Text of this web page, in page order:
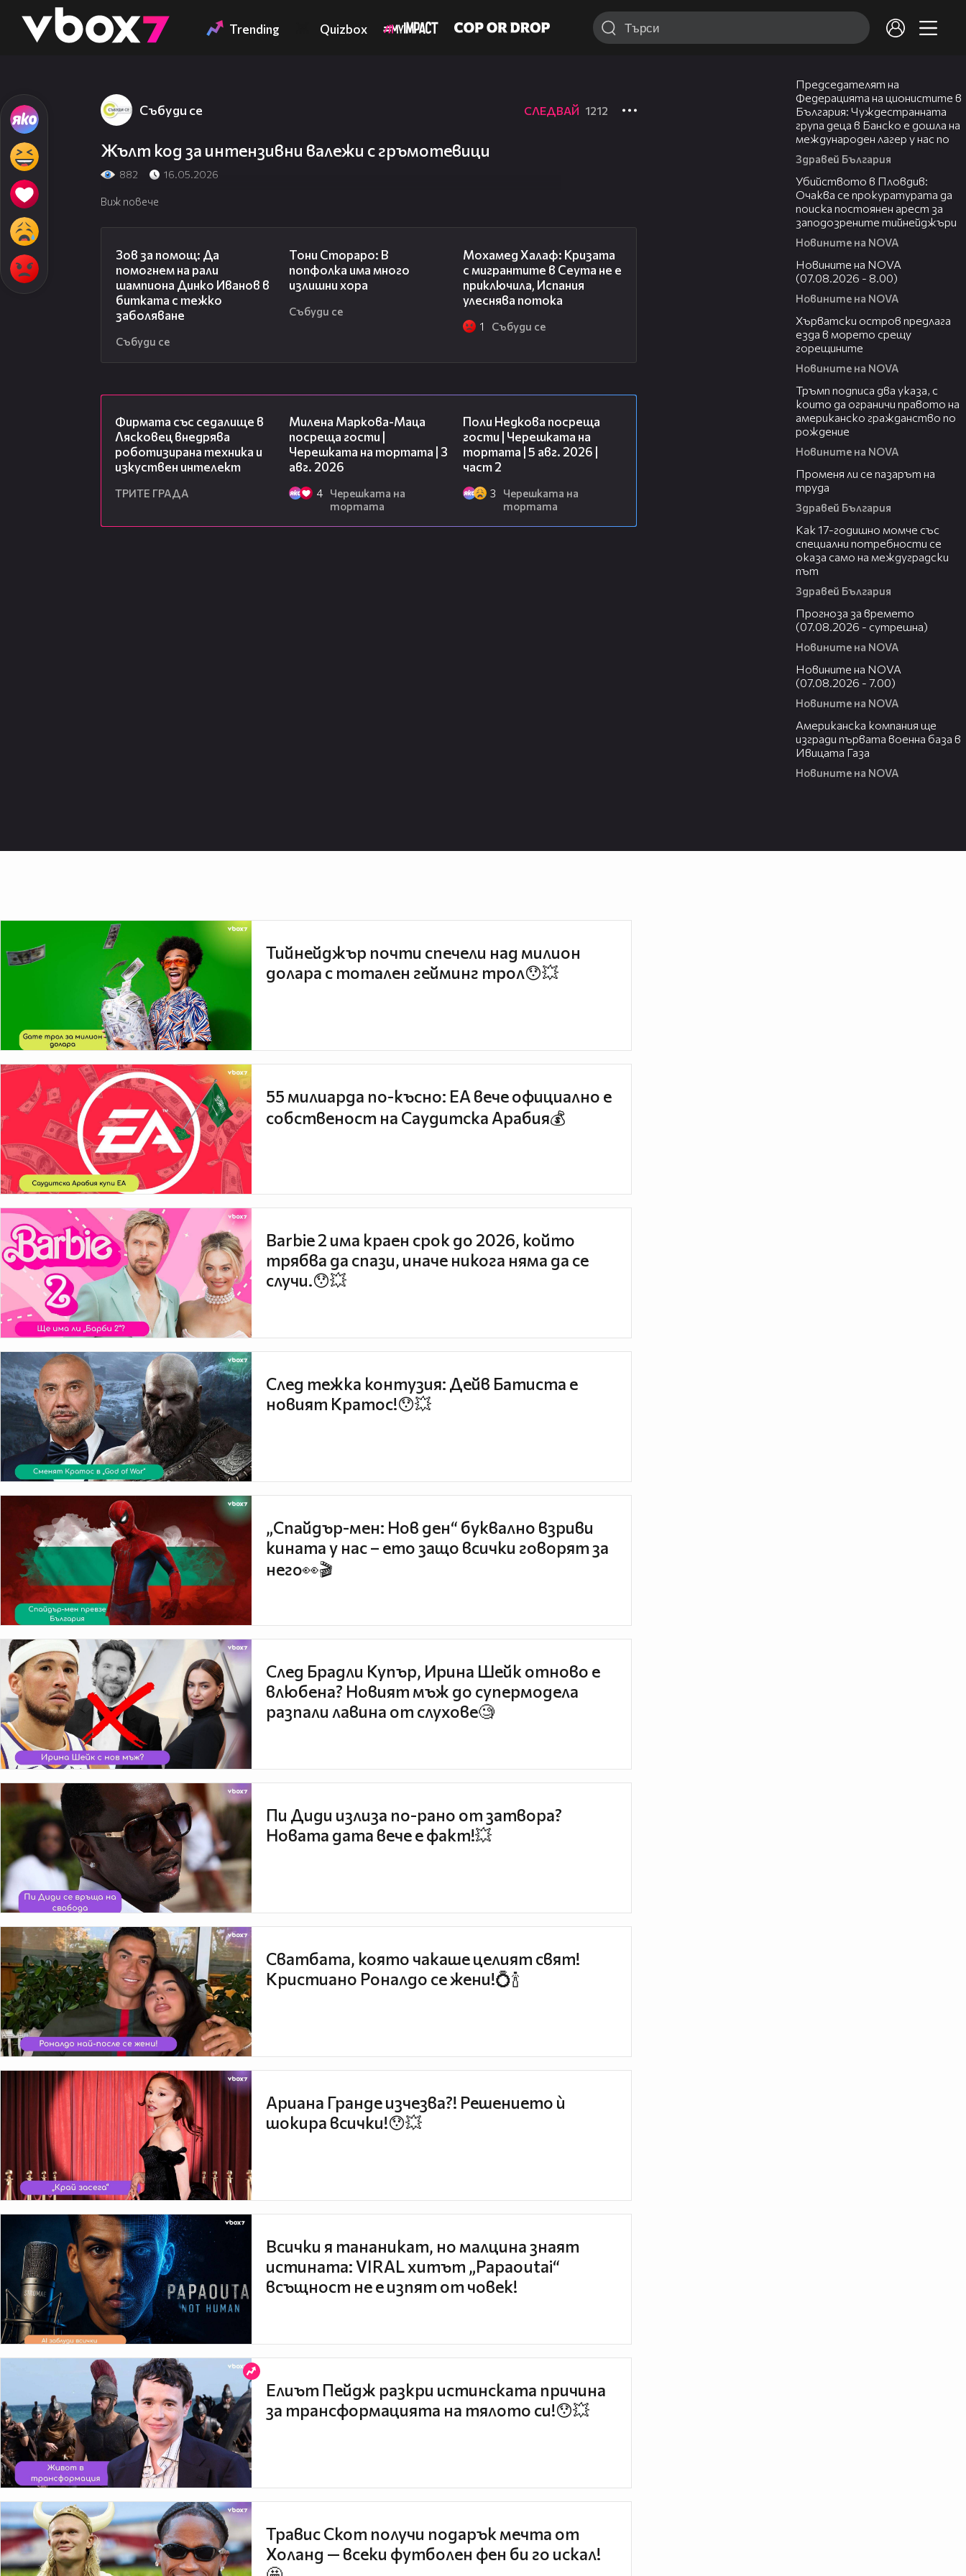
👾 Trending Quizbox
Събуди се СЛЕДВАЙ 1212
Жълт код за интензивни валежи с гръмотевици
882 16.05.2026
Виж повече
Зов за помощ: Да
помогнем на рали
шампиона Динко Иванов в
битката с тежко
заболяване
Събуди се
Тони Стораро: В
попфолка има много
излишни хора
Събуди се
Мохамед Халаф: Кризата
с мигрантите в Сеута не е
приключила, Испания
улеснява потока
1 Събуди се
Фирмата със седалище в
Лясковец внедрява
роботизирана техника и
изкуствен интелект
ТРИТЕ ГРАДА
Милена Маркова-Маца
посреща гости |
Черешката на тортата | 3
авг. 2026
4
Черешката на
тортата
Поли Недкова посреща
гости | Черешката на
тортата | 5 авг. 2026 |
част 2
3
Черешката на
тортата
Председателят на
Федерацията на ционистите в
България: Чуждестранната
група деца в Банско е дошла на
международен лагер у нас по
Здравей България
Убийството в Пловдив:
Очаква се прокуратурата да
поиска постоянен арест за
заподозрените тийнейджъри
Новините на NOVA
Новините на NOVA
(07.08.2026 - 8.00)
Новините на NOVA
Хърватски остров предлага
езда в морето срещу
горещините
Новините на NOVA
Тръмп подписа два указа, с
които да ограничи правото на
американско гражданство по
рождение
Новините на NOVA
Променя ли се пазарът на
труда
Здравей България
Как 17-годишно момче със
специални потребности се
оказа само на междуградски
път
Здравей България
Прогноза за времето
(07.08.2026 - сутрешна)
Новините на NOVA
Новините на NOVA
(07.08.2026 - 7.00)
Новините на NOVA
Американска компания ще
изгради първата военна база в
Ивицата Газа
Новините на NOVA
Тийнейджър почти спечели над милион
долара с тотален гейминг трол😯💥
55 милиарда по-късно: EA вече официално е
собственост на Саудитска Арабия💰
Barbie 2 има краен срок до 2026, който
трябва да спази, иначе никога няма да се
случи.😯💥
След тежка контузия: Дейв Батиста е
новият Кратос!😯💥
„Спайдър-мен: Нов ден“ буквално взриви
кината у нас – ето защо всички говорят за
него👀🎬
След Брадли Купър, Ирина Шейк отново е
влюбена? Новият мъж до супермодела
разпали лавина от слухове🧐
Пи Диди излиза по-рано от затвора?
Новата дата вече е факт!💥
Сватбата, която чакаше целият свят!
Кристиано Роналдо се жени!💍🍾
Ариана Гранде изчезва?! Решението ѝ
шокира всички!😯💥
Всички я тананикат, но малцина знаят
истината: VIRAL хитът „Papaoutai“
всъщност не е изпят от човек!
Елиът Пейдж разкри истинската причина
за трансформацията на тялото си!😯💥
Травис Скот получи подарък мечта от
Холанд — всеки футболен фен би го искал!